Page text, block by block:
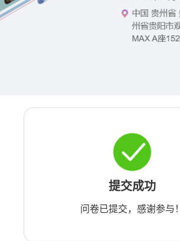
提交成功
问卷已提交，感谢参与！